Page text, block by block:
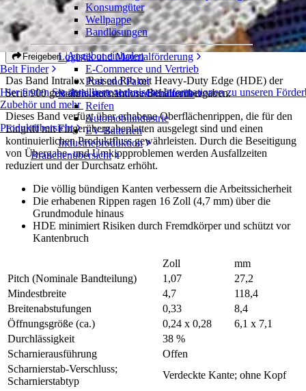
Belt Finder
Hier finden Sie detaillierte technische Informationen zu unseren
Zubehör und mehr
Produktübersicht
Konsumgüter
Wellpappe
Bandlösungen
Logistik und Materialförderung
E-Commerce und Vertrieb
Post und Paket
Reifen- und Automobilindustrie
Reifen
Automobilindustrie
EV-Batterien
Industrieproduktion
Branchenübersicht
Raised Rib mit Heavy-Duty Edge
Serie 900
Freigeben Angebot einholen
Das Band Intralox Raised Rib mit Heavy-Duty Edge (HDE) der
Serie 900 gewährleistet nahtlose Behälterübergaben.
Dieses Band verfügt über erhabene Oberflächenrippen, die für den
Eingriff mit Fingerübergabeplatten ausgelegt sind und einen
kontinuierlichen Produktfluss gewährleisten. Durch die Beseitigung
von Übergabe- und Umkippproblemen werden Ausfallzeiten
reduziert und der Durchsatz erhöht.
Die völlig bündigen Kanten verbessern die Arbeitssicherheit
Die erhabenen Rippen ragen 16 Zoll (4,7 mm) über die
Grundmodule hinaus
HDE minimiert Risiken durch Fremdkörper und schützt vor
Kantenbruch
Zoll
mm
Pitch (Nominale Bandteilung)
1,07
27,2
Mindestbreite
4,7
118,4
Breitenabstufungen
0,33
8,4
Öffnungsgröße (ca.)
0,24 x 0,28
6,1 x 7,1
Durchlässigkeit
38 %
Scharnierausführung
Offen
Scharnierstab-Verschluss;
Scharnierstabtyp
Verdeckte Kante; ohne Kopf